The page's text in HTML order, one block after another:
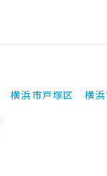
横浜市戸塚区
横